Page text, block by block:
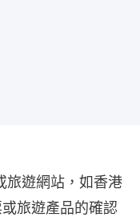
旅遊網站，如香港
旅遊產品的確認